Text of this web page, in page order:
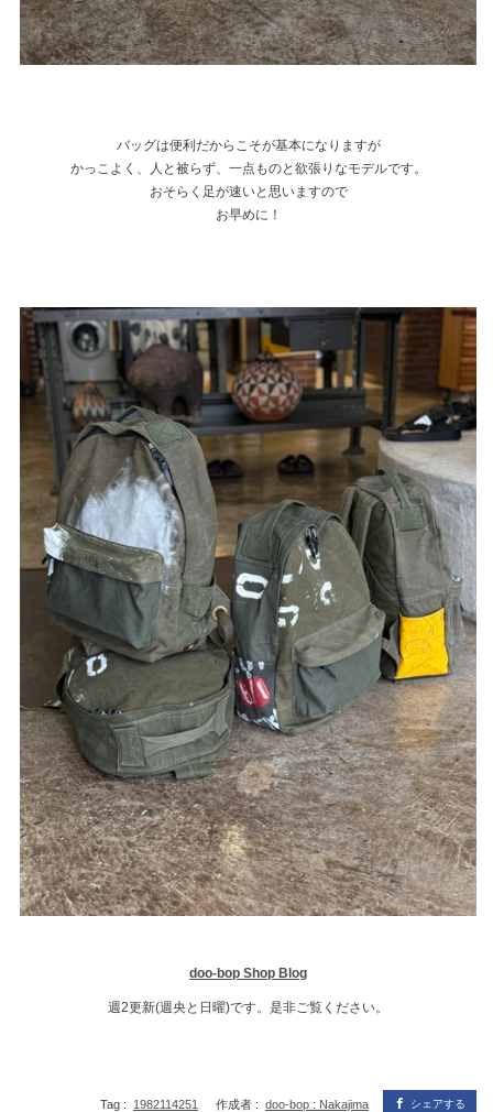
バッグは便利だからこそが基本になりますが
かっこよく、人と被らず、一点ものと欲張りなモデルです。
おそらく足が速いと思いますので
お早めに！
doo-bop Shop Blog
週2更新(週央と日曜)です。是非ご覧ください。
シェアする
Tag : 1982114251 作成者 : doo-bop : Nakajima